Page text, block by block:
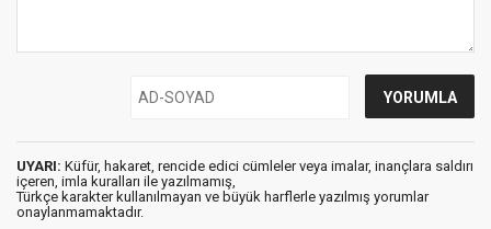
UYARI: Küfür, hakaret, rencide edici cümleler veya imalar, inançlara saldırı
içeren, imla kuralları ile yazılmamış,
Türkçe karakter kullanılmayan ve büyük harflerle yazılmış yorumlar
onaylanmamaktadır.